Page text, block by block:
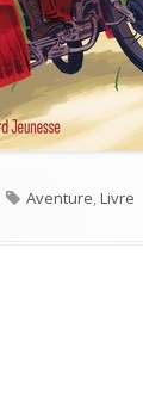
Tags
Aventure,Livre